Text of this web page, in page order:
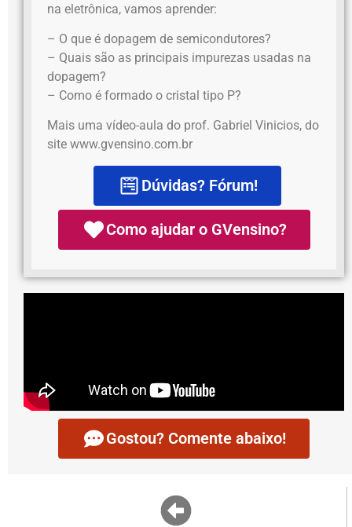
na eletrônica, vamos aprender:
– O que é dopagem de semicondutores?
– Quais são as principais impurezas usadas na
dopagem?
– Como é formado o cristal tipo P?
Mais uma vídeo-aula do prof. Gabriel Vinicios, do
site www.gvensino.com.br
Dúvidas? Fórum!
Como ajudar o GVensino?
Gostou? Comente abaixo!